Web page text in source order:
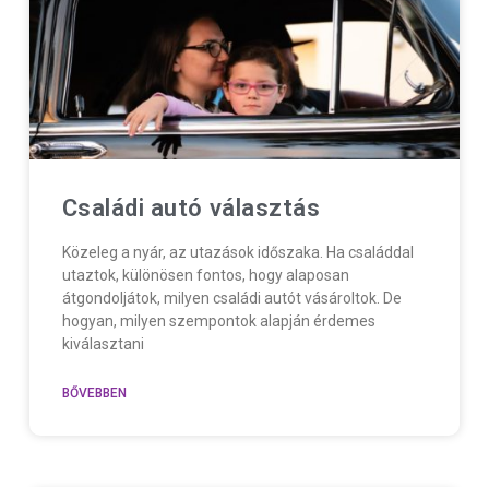
Családi autó választás
Közeleg a nyár, az utazások időszaka. Ha családdal
utaztok, különösen fontos, hogy alaposan
átgondoljátok, milyen családi autót vásároltok. De
hogyan, milyen szempontok alapján érdemes
kiválasztani
BŐVEBBEN